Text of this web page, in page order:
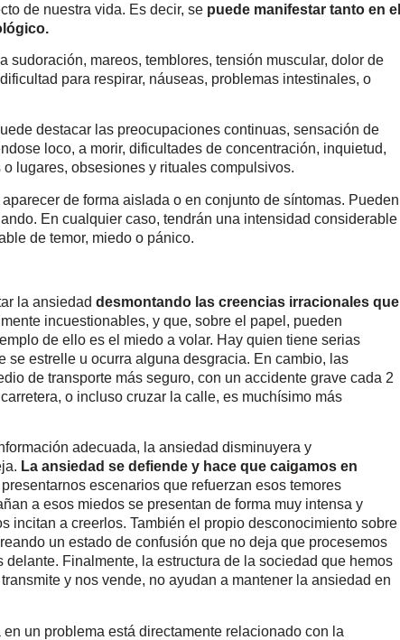
de nuestra vida. Es decir, se puede manifestar tanto en el
sudoración, mareos, temblores, tensión muscular, dolor de
para respirar, náuseas, problemas intestinales, o
destacar las preocupaciones continuas, sensación de
loco, a morir, dificultades de concentración, inquietud,
lugares, obsesiones y rituales compulsivos.
de forma aislada o en conjunto de síntomas. Pueden
En cualquier caso, tendrán una intensidad considerable
de temor, miedo o pánico.
la ansiedad desmontando las creencias irracionales que
incuestionables, y que, sobre el papel, pueden
de ello es el miedo a volar. Hay quien tiene serias
se estrelle u ocurra alguna desgracia. En cambio, las
de transporte más seguro, con un accidente grave cada 2
o incluso cruzar la calle, es muchísimo más
adecuada, la ansiedad disminuyera y
La ansiedad se defiende y hace que caigamos en
escenarios que refuerzan esos temores
a esos miedos se presentan de forma muy intensa y
incitan a creerlos. También el propio desconocimiento sobre
un estado de confusión que no deja que procesemos
Finalmente, la estructura de la sociedad que hemos
y nos vende, no ayudan a mantener la ansiedad en
un problema está directamente relacionado con la